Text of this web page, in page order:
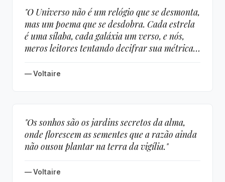
"O Universo não é um relógio que se desmonta,
mas um poema que se desdobra. Cada estrela
é uma sílaba, cada galáxia um verso, e nós,
meros leitores tentando decifrar sua métrica
— Voltaire
"Os sonhos são os jardins secretos da alma,
onde florescem as sementes que a razão ainda
não ousou plantar na terra da vigília."
— Voltaire